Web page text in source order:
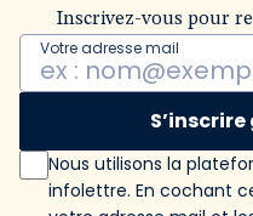
Inscrivez-vous pour
Votre adresse mail
Nous utilisons la
infolettre. En cochant